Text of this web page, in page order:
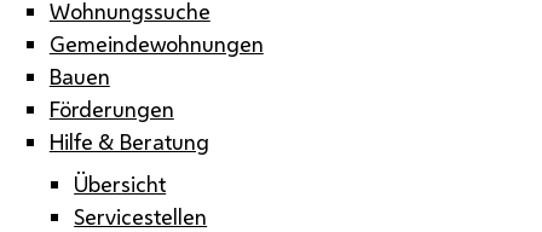
Wohnungssuche
Gemeindewohnungen
Bauen
Förderungen
Hilfe & Beratung
Übersicht
Servicestellen